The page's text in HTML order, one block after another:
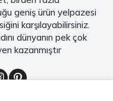
Eğer pratik ve hızlı bir
gibi seçenekler de
ile kahve keyfinize
olan bu ürünler,
geniş ürün yelpazesi
karşılayabilirsiniz.
dünyanın pek çok
kazanmıştır